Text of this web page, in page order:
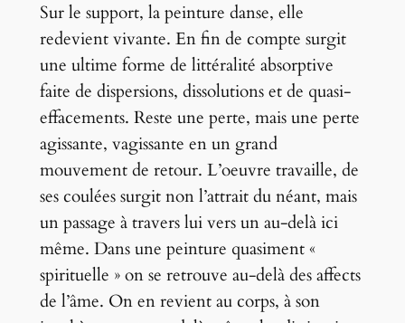
Sur le support, la peinture danse, elle
redevient vivante. En fin de compte surgit
une ultime forme de littéralité absorptive
faite de dispersions, dissolutions et de quasi-
effacements. Reste une perte, mais une perte
agissante, vagissante en un grand
mouvement de retour. L’oeuvre travaille, de
ses coulées surgit non l’attrait du néant, mais
un passage à travers lui vers un au-delà ici
même. Dans une peinture quasiment «
spirituelle » on se retrouve au-delà des affects
de l’âme. On en revient au corps, à son